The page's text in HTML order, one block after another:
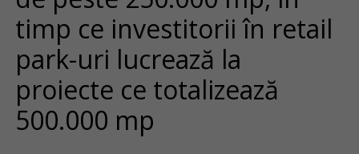
timp ce investitorii în retail
park-uri lucrează la
proiecte ce totalizează
500.000 mp